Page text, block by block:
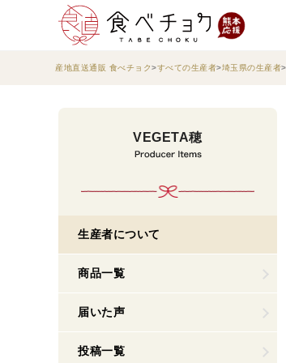
産地直送通販 食べチョク すべての生産者 埼玉県の生産者
VEGETA穂
生産者について
商品一覧
届いた声
投稿一覧